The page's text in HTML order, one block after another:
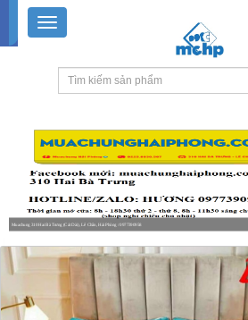
Muachung 310 Hai Bà Trưng (Cát Dài), Lê Chân, Hải Phòng / 0977390958